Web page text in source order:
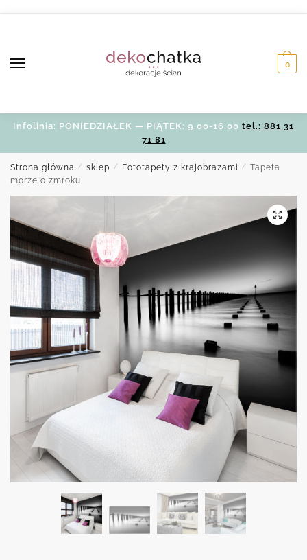
0
Infolinia: PONIEDZIAŁEK — PIĄTEK: 9.00-16.00 tel.: 881 31
71 81
Strona główna / sklep / Fototapety z krajobrazami / Tapeta
morze o zmroku